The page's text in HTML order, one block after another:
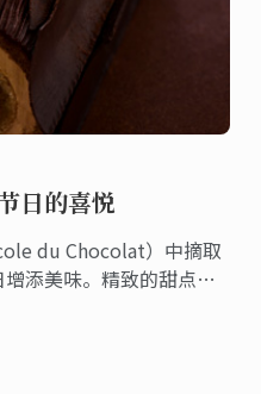
日的喜悦
du Chocolat）中摘取
添美味。精致的甜点融